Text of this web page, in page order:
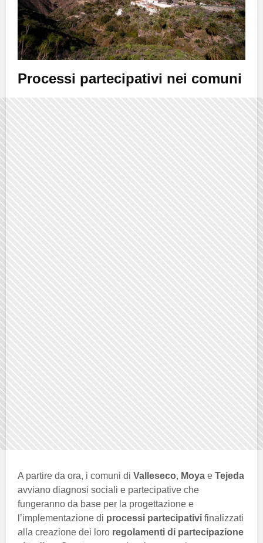
Processi partecipativi nei comuni
A partire da ora, i comuni di Valleseco, Moya e Tejeda
avviano diagnosi sociali e partecipative che
fungeranno da base per la progettazione e
l’implementazione di processi partecipativi finalizzati
alla creazione dei loro regolamenti di partecipazione